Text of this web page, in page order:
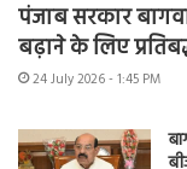
पंजाब सरकार
बढ़ाने के लिए
24 July 2026 - 1:45 PM